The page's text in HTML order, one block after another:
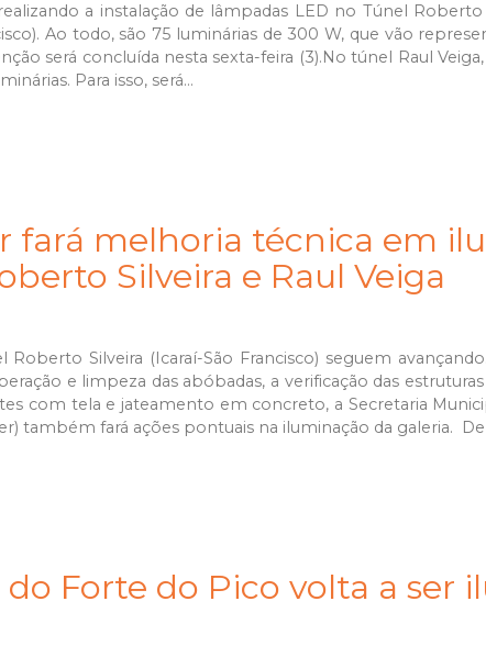
a instalação de lâmpadas LED no Túnel
Ao todo, são 75 luminárias de 300 W, que vão
será concluída nesta sexta-feira (3).No túnel Raul
Para isso, será...
fará melhoria técnica em
Silveira e Raul Veiga
Roberto Silveira (Icaraí-São Francisco) seguem
e limpeza das abóbadas, a verificação das
com tela e jateamento em concreto, a Secretaria
também fará ações pontuais na iluminação da galeria.
do Forte do Pico volta a ser